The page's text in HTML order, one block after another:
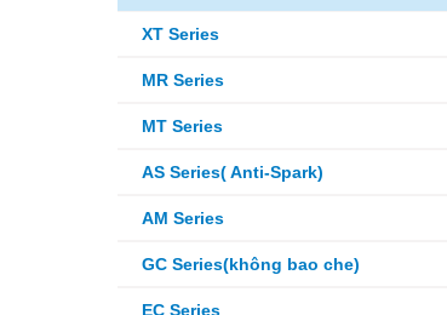
XT Series
MR Series
MT Series
AS Series( Anti-Spark)
AM Series
GC Series(không bao che)
EC Series